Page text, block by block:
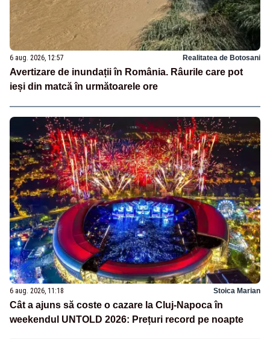
6 aug. 2026, 12:57 Realitatea de Botosani
Avertizare de inundații în România. Râurile care pot
ieși din matcă în următoarele ore
6 aug. 2026, 11:18 Stoica Marian
Cât a ajuns să coste o cazare la Cluj-Napoca în
weekendul UNTOLD 2026: Prețuri record pe noapte